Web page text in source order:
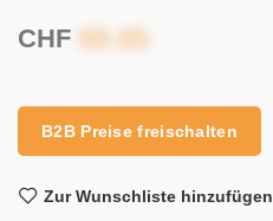
CHF
B2B Preise freischalten
Zur Wunschliste hinzufügen